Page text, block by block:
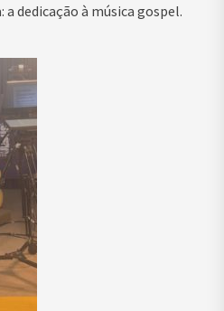
dedicação à música gospel.